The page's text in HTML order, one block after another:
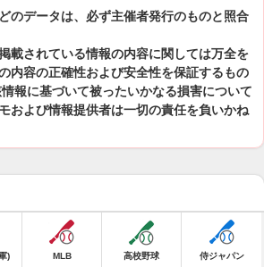
のデータは、必ず主催者発行のものと照合
載されている情報の内容に関しては万全を
内容の正確性および安全性を保証するもの
報に基づいて被ったいかなる損害について
および情報提供者は一切の責任を負いかね
) MLB 高校野球 侍ジャパン